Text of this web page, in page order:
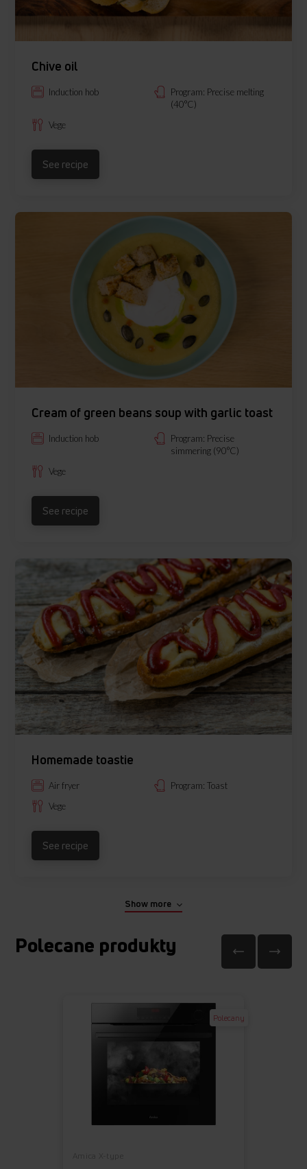
Chive oil
Induction hob
Program: Precise melting
(40°C)
Vege
See recipe
Cream of green beans soup with garlic toast
Induction hob
Program: Precise
simmering (90°C)
Vege
See recipe
Homemade toastie
Air fryer
Program: Toast
Vege
See recipe
Show more
Polecane produkty
Polecany
Amica X-type